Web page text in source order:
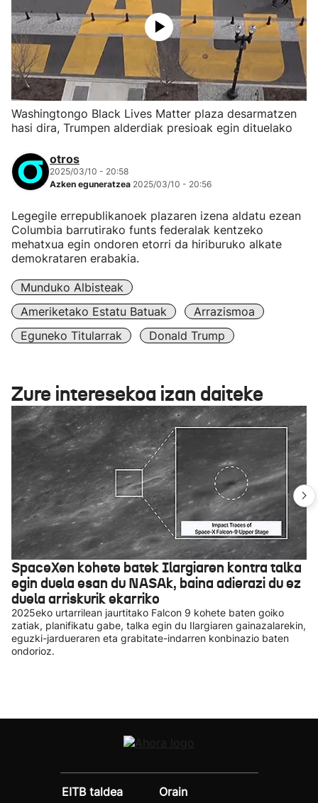
Washingtongo Black Lives Matter plaza desarmatzen
hasi dira, Trumpen alderdiak presioak egin dituelako
otros
2025/03/10 - 20:58
Azken eguneratzea 2025/03/10 - 20:56
Legegile errepublikanoek plazaren izena aldatu ezean
Columbia barrutirako funts federalak kentzeko
mehatxua egin ondoren etorri da hiriburuko alkate
demokrataren erabakia.
Munduko Albisteak
Ameriketako Estatu Batuak
Arrazismoa
Eguneko Titularrak
Donald Trump
Zure interesekoa izan daiteke
SpaceXen kohete batek Ilargiaren kontra talka
egin duela esan du NASAk, baina adierazi du ez
duela arriskurik ekarriko
2025eko urtarrilean jaurtitako Falcon 9 kohete baten goiko
zatiak, planifikatu gabe, talka egin du Ilargiaren gainazalarekin,
eguzki-jardueraren eta grabitate-indarren konbinazio baten
ondorioz.
EITB taldea
Orain